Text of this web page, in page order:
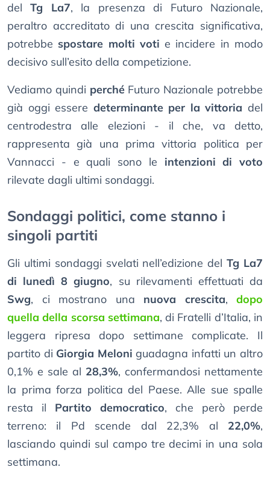
delTg La7, la presenza di Futuro Nazionale,
peraltro accreditato di una crescita significativa,
potrebbe spostare molti voti e incidere in modo
decisivo sull’esito della competizione.
Vediamo quindi perchéFuturo Nazionale potrebbe
già oggi essere determinante per la vittoria del
centrodestra alle elezioni - il che, va detto,
rappresenta già una prima vittoria politica per
Vannacci - e quali sono le intenzioni di voto
rilevate dagli ultimi sondaggi.
Sondaggi politici, come stanno i
singoli partiti
Gli ultimi sondaggi svelati nell’edizione delTg La7
di lunedì 8 giugno, su rilevamenti effettuati da
Swg, ci mostrano una nuova crescita, dopo
quella della scorsa settimana, di Fratelli d’Italia, in
leggera ripresa dopo settimane complicate. Il
partito di Giorgia Meloni guadagna infatti un altro
0,1% e sale al 28,3%, confermandosi nettamente
la prima forza politica del Paese. Alle sue spalle
resta il Partito democratico, che però perde
terreno: il Pd scende dal 22,3% al 22,0%,
lasciando quindi sul campo tre decimi in una sola
settimana.